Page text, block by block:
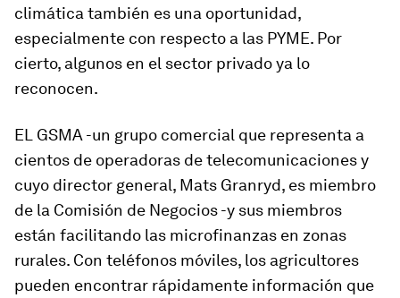
climática también es una oportunidad,
especialmente con respecto a las PYME. Por
cierto, algunos en el sector privado ya lo
reconocen.
EL GSMA -un grupo comercial que representa a
cientos de operadoras de telecomunicaciones y
cuyo director general, Mats Granryd, es miembro
de la Comisión de Negocios -y sus miembros
están facilitando las microfinanzas en zonas
rurales. Con teléfonos móviles, los agricultores
pueden encontrar rápidamente información que